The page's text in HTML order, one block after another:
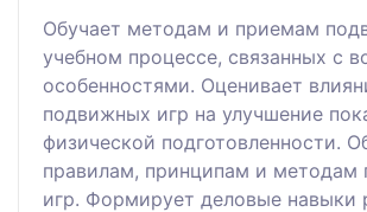
Обучает методам и приемам
учебном процессе, связанных с
особенностями. Оценивает
подвижных игр на улучшение
физической подготовленности.
правилам, принципам и методам
игр. Формирует деловые навыки